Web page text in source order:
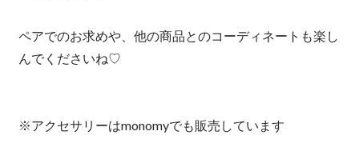
ペアでのお求めや、他の商品とのコーディネートも楽し
んでくださいね♡
※アクセサリーはmonomyでも販売しています